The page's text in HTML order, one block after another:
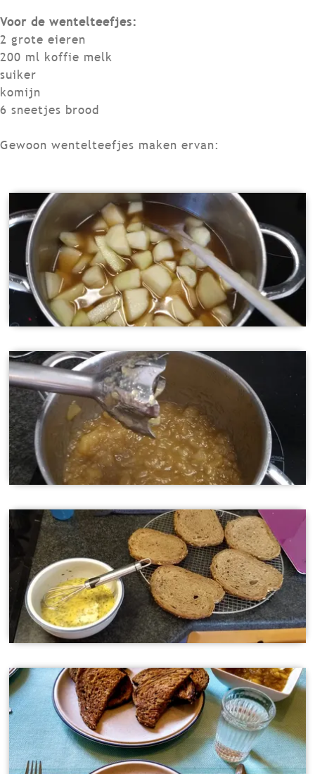
Voor de wentelteefjes:
2 grote eieren
200 ml koffie melk
suiker
komijn
6 sneetjes brood
Gewoon wentelteefjes maken ervan: